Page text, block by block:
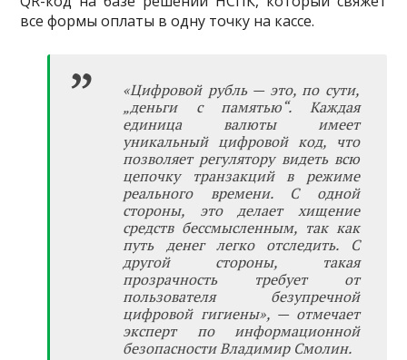
все формы оплаты в одну точку на кассе.
«Цифровой рубль — это, по сути,
„деньги с памятью“. Каждая
единица валюты имеет
уникальный цифровой код, что
позволяет регулятору видеть всю
цепочку транзакций в режиме
реального времени. С одной
стороны, это делает хищение
средств бессмысленным, так как
путь денег легко отследить. С
другой стороны, такая
прозрачность требует от
пользователя безупречной
цифровой гигиены», — отмечает
эксперт по информационной
безопасности Владимир Смолин.